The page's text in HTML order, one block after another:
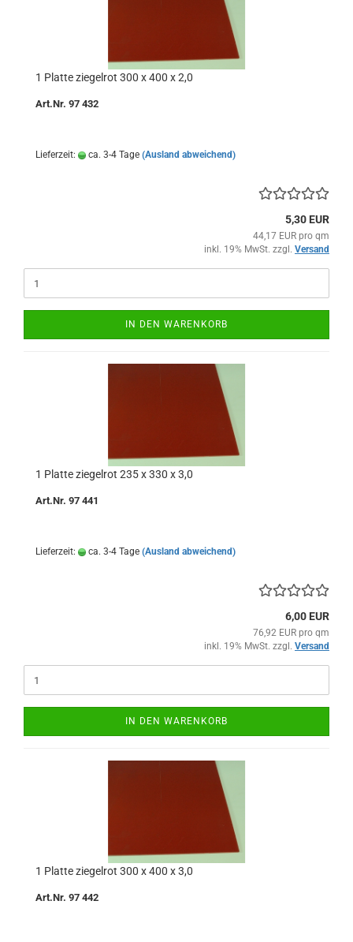
1 Platte ziegelrot 300 x 400 x 2,0
Art.Nr. 97 432
Lieferzeit: ca. 3-4 Tage (Ausland abweichend)
5,30 EUR
44,17 EUR pro qm
inkl. 19% MwSt. zzgl. Versand
IN DEN WARENKORB
1 Platte ziegelrot 235 x 330 x 3,0
Art.Nr. 97 441
Lieferzeit: ca. 3-4 Tage (Ausland abweichend)
6,00 EUR
76,92 EUR pro qm
inkl. 19% MwSt. zzgl. Versand
IN DEN WARENKORB
1 Platte ziegelrot 300 x 400 x 3,0
Art.Nr. 97 442